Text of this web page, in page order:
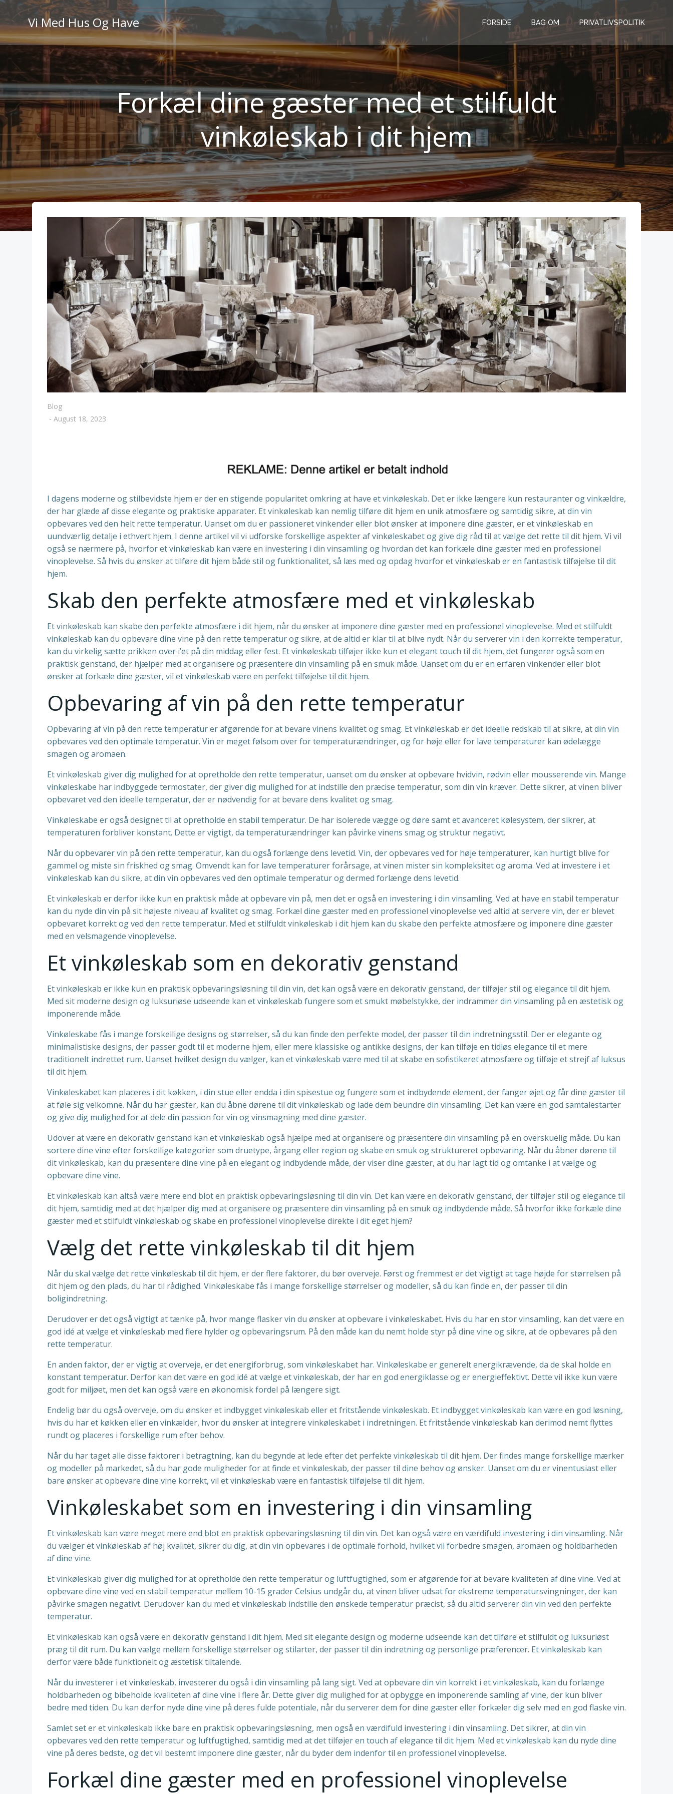
Videre
indholdVi Med Hus Og Have FORSIDE BAG OM PRIVATLIVSPOLITIK
Forkæl dine gæster med et stilfuldt
vinkøleskab i dit hjem
Blog
- August 18, 2023
I dagens moderne og stilbevidste hjem er der en stigende popularitet omkring at have et vinkøleskab. Det er ikke længere kun restauranter og vinkældre,
der har glæde af disse elegante og praktiske apparater. Et vinkøleskab kan nemlig tilføre dit hjem en unik atmosfære og samtidig sikre, at din vin
opbevares ved den helt rette temperatur. Uanset om du er passioneret vinkender eller blot ønsker at imponere dine gæster, er et vinkøleskab en
uundværlig detalje i ethvert hjem. I denne artikel vil vi udforske forskellige aspekter af vinkøleskabet og give dig råd til at vælge det rette til dit hjem. Vi vil
også se nærmere på, hvorfor et vinkøleskab kan være en investering i din vinsamling og hvordan det kan forkæle dine gæster med en professionel
vinoplevelse. Så hvis du ønsker at tilføre dit hjem både stil og funktionalitet, så læs med og opdag hvorfor et vinkøleskab er en fantastisk tilføjelse til dit
hjem.
Skab den perfekte atmosfære med et vinkøleskab
Et vinkøleskab kan skabe den perfekte atmosfære i dit hjem, når du ønsker at imponere dine gæster med en professionel vinoplevelse. Med et stilfuldt
vinkøleskab kan du opbevare dine vine på den rette temperatur og sikre, at de altid er klar til at blive nydt. Når du serverer vin i den korrekte temperatur,
kan du virkelig sætte prikken over i’et på din middag eller fest. Et vinkøleskab tilføjer ikke kun et elegant touch til dit hjem, det fungerer også som en
praktisk genstand, der hjælper med at organisere og præsentere din vinsamling på en smuk måde. Uanset om du er en erfaren vinkender eller blot
ønsker at forkæle dine gæster, vil et vinkøleskab være en perfekt tilføjelse til dit hjem.
Opbevaring af vin på den rette temperatur
Opbevaring af vin på den rette temperatur er afgørende for at bevare vinens kvalitet og smag. Et vinkøleskab er det ideelle redskab til at sikre, at din vin
opbevares ved den optimale temperatur. Vin er meget følsom over for temperaturændringer, og for høje eller for lave temperaturer kan ødelægge
smagen og aromaen.
Et vinkøleskab giver dig mulighed for at opretholde den rette temperatur, uanset om du ønsker at opbevare hvidvin, rødvin eller mousserende vin. Mange
vinkøleskabe har indbyggede termostater, der giver dig mulighed for at indstille den præcise temperatur, som din vin kræver. Dette sikrer, at vinen bliver
opbevaret ved den ideelle temperatur, der er nødvendig for at bevare dens kvalitet og smag.
Vinkøleskabe er også designet til at opretholde en stabil temperatur. De har isolerede vægge og døre samt et avanceret kølesystem, der sikrer, at
temperaturen forbliver konstant. Dette er vigtigt, da temperaturændringer kan påvirke vinens smag og struktur negativt.
Når du opbevarer vin på den rette temperatur, kan du også forlænge dens levetid. Vin, der opbevares ved for høje temperaturer, kan hurtigt blive for
gammel og miste sin friskhed og smag. Omvendt kan for lave temperaturer forårsage, at vinen mister sin kompleksitet og aroma. Ved at investere i et
vinkøleskab kan du sikre, at din vin opbevares ved den optimale temperatur og dermed forlænge dens levetid.
Et vinkøleskab er derfor ikke kun en praktisk måde at opbevare vin på, men det er også en investering i din vinsamling. Ved at have en stabil temperatur
kan du nyde din vin på sit højeste niveau af kvalitet og smag. Forkæl dine gæster med en professionel vinoplevelse ved altid at servere vin, der er blevet
opbevaret korrekt og ved den rette temperatur. Med et stilfuldt vinkøleskab i dit hjem kan du skabe den perfekte atmosfære og imponere dine gæster
med en velsmagende vinoplevelse.
Et vinkøleskab som en dekorativ genstand
Et vinkøleskab er ikke kun en praktisk opbevaringsløsning til din vin, det kan også være en dekorativ genstand, der tilføjer stil og elegance til dit hjem.
Med sit moderne design og luksuriøse udseende kan et vinkøleskab fungere som et smukt møbelstykke, der indrammer din vinsamling på en æstetisk og
imponerende måde.
Vinkøleskabe fås i mange forskellige designs og størrelser, så du kan finde den perfekte model, der passer til din indretningsstil. Der er elegante og
minimalistiske designs, der passer godt til et moderne hjem, eller mere klassiske og antikke designs, der kan tilføje en tidløs elegance til et mere
traditionelt indrettet rum. Uanset hvilket design du vælger, kan et vinkøleskab være med til at skabe en sofistikeret atmosfære og tilføje et strejf af luksus
til dit hjem.
Vinkøleskabet kan placeres i dit køkken, i din stue eller endda i din spisestue og fungere som et indbydende element, der fanger øjet og får dine gæster til
at føle sig velkomne. Når du har gæster, kan du åbne dørene til dit vinkøleskab og lade dem beundre din vinsamling. Det kan være en god samtalestarter
og give dig mulighed for at dele din passion for vin og vinsmagning med dine gæster.
Udover at være en dekorativ genstand kan et vinkøleskab også hjælpe med at organisere og præsentere din vinsamling på en overskuelig måde. Du kan
sortere dine vine efter forskellige kategorier som druetype, årgang eller region og skabe en smuk og struktureret opbevaring. Når du åbner dørene til
dit vinkøleskab, kan du præsentere dine vine på en elegant og indbydende måde, der viser dine gæster, at du har lagt tid og omtanke i at vælge og
opbevare dine vine.
Et vinkøleskab kan altså være mere end blot en praktisk opbevaringsløsning til din vin. Det kan være en dekorativ genstand, der tilføjer stil og elegance til
dit hjem, samtidig med at det hjælper dig med at organisere og præsentere din vinsamling på en smuk og indbydende måde. Så hvorfor ikke forkæle dine
gæster med et stilfuldt vinkøleskab og skabe en professionel vinoplevelse direkte i dit eget hjem?
Vælg det rette vinkøleskab til dit hjem
Når du skal vælge det rette vinkøleskab til dit hjem, er der flere faktorer, du bør overveje. Først og fremmest er det vigtigt at tage højde for størrelsen på
dit hjem og den plads, du har til rådighed. Vinkøleskabe fås i mange forskellige størrelser og modeller, så du kan finde en, der passer til din
boligindretning.
Derudover er det også vigtigt at tænke på, hvor mange flasker vin du ønsker at opbevare i vinkøleskabet. Hvis du har en stor vinsamling, kan det være en
god idé at vælge et vinkøleskab med flere hylder og opbevaringsrum. På den måde kan du nemt holde styr på dine vine og sikre, at de opbevares på den
rette temperatur.
En anden faktor, der er vigtig at overveje, er det energiforbrug, som vinkøleskabet har. Vinkøleskabe er generelt energikrævende, da de skal holde en
konstant temperatur. Derfor kan det være en god idé at vælge et vinkøleskab, der har en god energiklasse og er energieffektivt. Dette vil ikke kun være
godt for miljøet, men det kan også være en økonomisk fordel på længere sigt.
Endelig bør du også overveje, om du ønsker et indbygget vinkøleskab eller et fritstående vinkøleskab. Et indbygget vinkøleskab kan være en god løsning,
hvis du har et køkken eller en vinkælder, hvor du ønsker at integrere vinkøleskabet i indretningen. Et fritstående vinkøleskab kan derimod nemt flyttes
rundt og placeres i forskellige rum efter behov.
Når du har taget alle disse faktorer i betragtning, kan du begynde at lede efter det perfekte vinkøleskab til dit hjem. Der findes mange forskellige mærker
og modeller på markedet, så du har gode muligheder for at finde et vinkøleskab, der passer til dine behov og ønsker. Uanset om du er vinentusiast eller
bare ønsker at opbevare dine vine korrekt, vil et vinkøleskab være en fantastisk tilføjelse til dit hjem.
Vinkøleskabet som en investering i din vinsamling
Et vinkøleskab kan være meget mere end blot en praktisk opbevaringsløsning til din vin. Det kan også være en værdifuld investering i din vinsamling. Når
du vælger et vinkøleskab af høj kvalitet, sikrer du dig, at din vin opbevares i de optimale forhold, hvilket vil forbedre smagen, aromaen og holdbarheden
af dine vine.
Et vinkøleskab giver dig mulighed for at opretholde den rette temperatur og luftfugtighed, som er afgørende for at bevare kvaliteten af ​​dine vine. Ved at
opbevare dine vine ved en stabil temperatur mellem 10-15 grader Celsius undgår du, at vinen bliver udsat for ekstreme temperatursvingninger, der kan
påvirke smagen negativt. Derudover kan du med et vinkøleskab indstille den ønskede temperatur præcist, så du altid serverer din vin ved den perfekte
temperatur.
Et vinkøleskab kan også være en dekorativ genstand i dit hjem. Med sit elegante design og moderne udseende kan det tilføre et stilfuldt og luksuriøst
præg til dit rum. Du kan vælge mellem forskellige størrelser og stilarter, der passer til din indretning og personlige præferencer. Et vinkøleskab kan
derfor være både funktionelt og æstetisk tiltalende.
Når du investerer i et vinkøleskab, investerer du også i din vinsamling på lang sigt. Ved at opbevare din vin korrekt i et vinkøleskab, kan du forlænge
holdbarheden og bibeholde kvaliteten af dine vine i flere år. Dette giver dig mulighed for at opbygge en imponerende samling af vine, der kun bliver
bedre med tiden. Du kan derfor nyde dine vine på deres fulde potentiale, når du serverer dem for dine gæster eller forkæler dig selv med en god flaske vin.
Samlet set er et vinkøleskab ikke bare en praktisk opbevaringsløsning, men også en værdifuld investering i din vinsamling. Det sikrer, at din vin
opbevares ved den rette temperatur og luftfugtighed, samtidig med at det tilføjer en touch af elegance til dit hjem. Med et vinkøleskab kan du nyde dine
vine på deres bedste, og det vil bestemt imponere dine gæster, når du byder dem indenfor til en professionel vinoplevelse.
Forkæl dine gæster med en professionel vinoplevelse